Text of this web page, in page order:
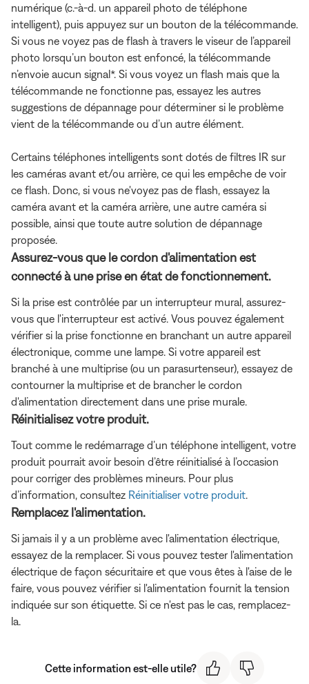
numérique (c.-à-d. un appareil photo de téléphone
intelligent), puis appuyez sur un bouton de la télécommande.
Si vous ne voyez pas de flash à travers le viseur de l’appareil
photo lorsqu’un bouton est enfoncé, la télécommande
n’envoie aucun signal*. Si vous voyez un flash mais que la
télécommande ne fonctionne pas, essayez les autres
suggestions de dépannage pour déterminer si le problème
vient de la télécommande ou d’un autre élément.
Certains téléphones intelligents sont dotés de filtres IR sur
les caméras avant et/ou arrière, ce qui les empêche de voir
ce flash. Donc, si vous ne'voyez pas de flash, essayez la
caméra avant et la caméra arrière, une autre caméra si
possible, ainsi que toute autre solution de dépannage
proposée.
Assurez-vous que le cordon d'alimentation est
connecté à une prise en état de fonctionnement.
Si la prise est contrôlée par un interrupteur mural, assurez-
vous que l'interrupteur est activé. Vous pouvez également
vérifier si la prise fonctionne en branchant un autre appareil
électronique, comme une lampe. Si votre appareil est
branché à une multiprise (ou un parasurtenseur), essayez de
contourner la multiprise et de brancher le cordon
d'alimentation directement dans une prise murale.
Réinitialisez votre produit.
Tout comme le redémarrage d’un téléphone intelligent, votre
produit pourrait avoir besoin d’être réinitialisé à l’occasion
pour corriger des problèmes mineurs. Pour plus
d’information, consultez Réinitialiser votre produit
Remplacez l'alimentation.
Si jamais il y a un problème avec l'alimentation électrique,
essayez de la remplacer. Si vous pouvez tester l'alimentation
électrique de façon sécuritaire et que vous êtes à l'aise de le
faire, vous pouvez vérifier si l'alimentation fournit la tension
indiquée sur son étiquette. Si ce n'est pas le cas, remplacez-
la.
Cette information est-elle utile?